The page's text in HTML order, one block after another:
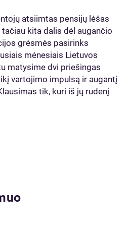
atsiimtas pensijų lėšas
kita dalis dėl augančio
grėsmės pasirinks
mėnesiais Lietuvos
matysime dvi priešingas
vartojimo impulsą ir augantį
tik, kuri iš jų rudenį